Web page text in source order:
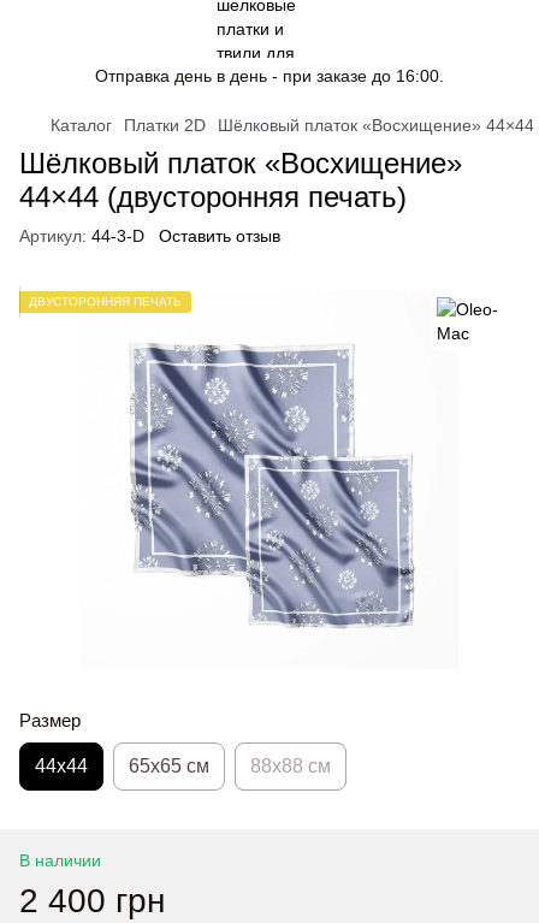
Отправка день в день - при заказе до 16:00.
Каталог Платки 2D Шёлковый платок «Восхищение» 44×44
Шёлковый платок «Восхищение»
44×44 (двусторонняя печать)
Артикул: 44-3-D Оставить отзыв
ДВУСТОРОННЯЯ ПЕЧАТЬ
Размер
44х44 65x65 см 88x88 см
В наличии
2 400 грн